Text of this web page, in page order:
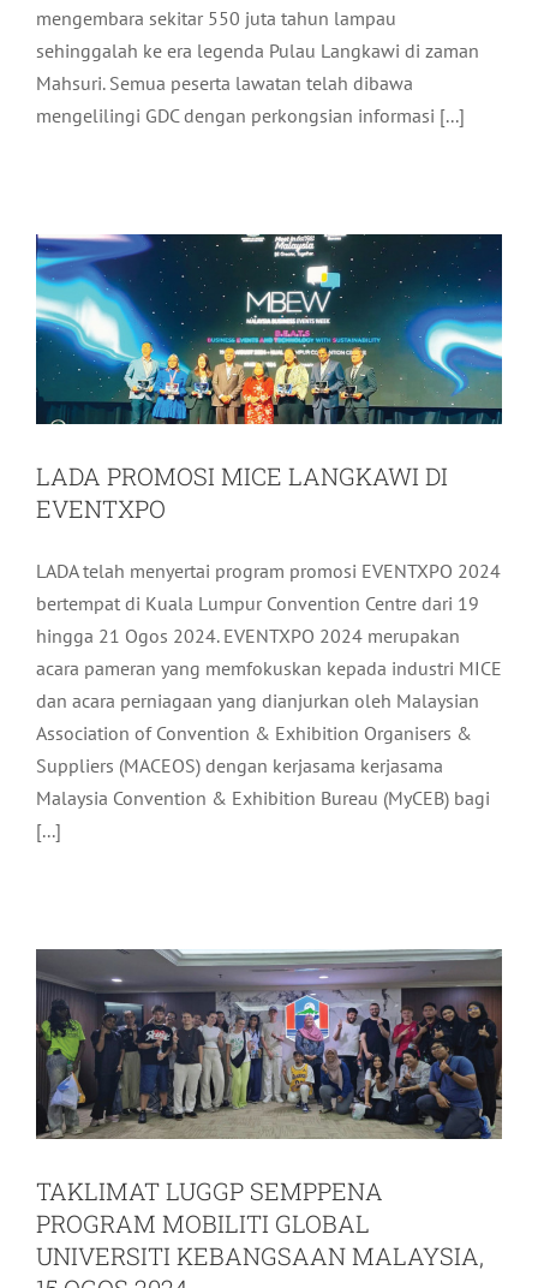
mengembara sekitar 550 juta tahun lampau
sehinggalah ke era legenda Pulau Langkawi di zaman
Mahsuri. Semua peserta lawatan telah dibawa
mengelilingi GDC dengan perkongsian informasi [...]
LADA PROMOSI MICE LANGKAWI DI
LADA PROMOSI MICE LANGKAWI DI
EVENTXPO
LADA telah menyertai program promosi EVENTXPO 2024
bertempat di Kuala Lumpur Convention Centre dari 19
hingga 21 Ogos 2024. EVENTXPO 2024 merupakan
acara pameran yang memfokuskan kepada industri MICE
dan acara perniagaan yang dianjurkan oleh Malaysian
Association of Convention & Exhibition Organisers &
Suppliers (MACEOS) dengan kerjasama kerjasama
Malaysia Convention & Exhibition Bureau (MyCEB) bagi
[...]
TAKLIMAT LUGGP SEMPPENA
Pelancongan Terkini
TAKLIMAT LUGGP SEMPPENA
PROGRAM MOBILITI GLOBAL
UNIVERSITI KEBANGSAAN MALAYSIA,